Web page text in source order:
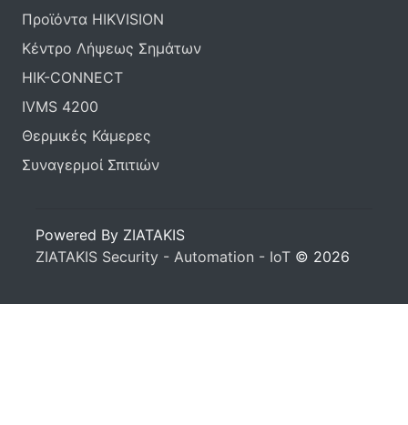
Προϊόντα HIKVISION
Κέντρο Λήψεως Σημάτων
HIK-CONNECT
IVMS 4200
Θερμικές Κάμερες
Συναγερμοί Σπιτιών
Powered By ZIATAKIS
ZIATAKIS Security - Automation - IoT © 2026